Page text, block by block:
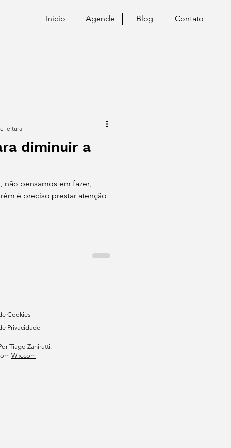
Início Agende Blog Contato
diminuir a
não pensamos em fazer,
é preciso prestar atenção
leitura
Cookies
Privacidade
Tiago Zaniratti.
Wix.com